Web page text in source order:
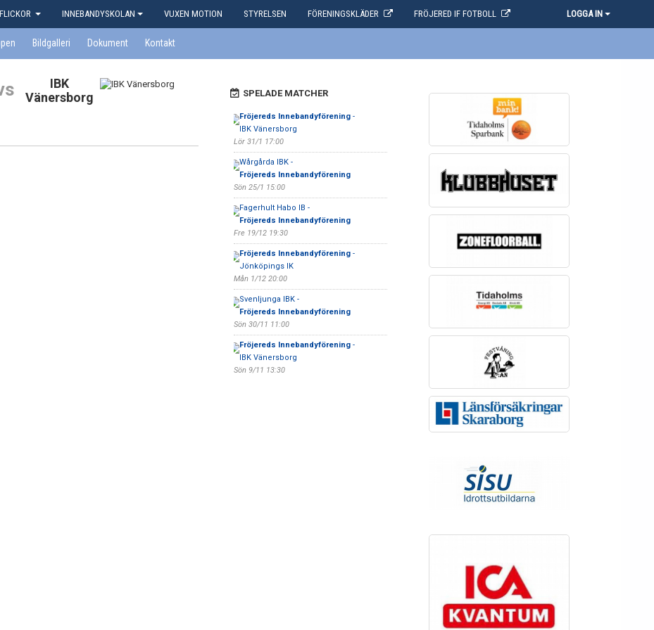
FLICKOR INNEBANDYSKOLAN VUXEN MOTION STYRELSEN FÖRENINGSKLÄDER FRÖJERED IF FOTBOLL LOGGA IN
Bildgalleri Dokument Kontakt
IBK
Vänersborg
SPELADE MATCHER
Fröjereds Innebandyförening-
IBK Vänersborg
Lör 31/1 17:00
Wårgårda IBK -
Fröjereds Innebandyförening
Sön 25/1 15:00
Fagerhult Habo IB -
Fröjereds Innebandyförening
Fre 19/12 19:30
Fröjereds Innebandyförening-
Jönköpings IK
Mån 1/12 20:00
Svenljunga IBK -
Fröjereds Innebandyförening
Sön 30/11 11:00
Fröjereds Innebandyförening-
IBK Vänersborg
Sön 9/11 13:30